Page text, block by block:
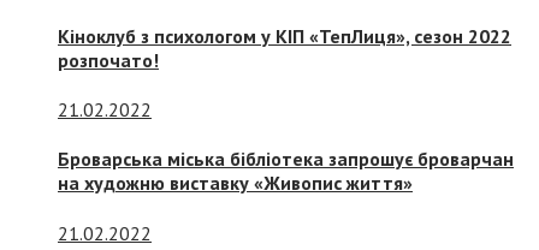
Кіноклуб з психологом у КІП «ТепЛиця», сезон 2022
розпочато!
21.02.2022
Броварська міська бібліотека запрошує броварчан
на художню виставку «Живопис життя»
21.02.2022